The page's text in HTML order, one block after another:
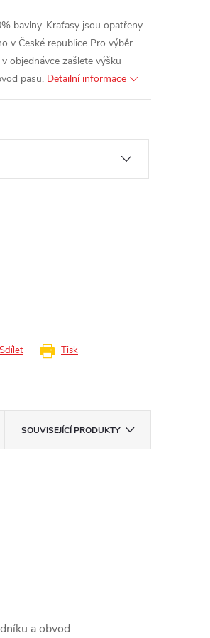
bavlny. Kraťasy jsou opatřeny
v České republice Pro výběr
objednávce zašlete výšku
pasu. Detailní informace
Tisk
Sdílet
SOUVISEJÍCÍ PRODUKTY
a obvod